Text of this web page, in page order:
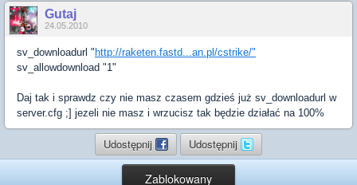
Gutaj
24.05.2010
sv_downloadurl " http://raketen.fastd...an.pl/cstrike/"
sv_allowdownload "1"
Daj tak i sprawdz czy nie masz czasem gdzieś już sv_downloadurl w
server.cfg ;] jezeli nie masz i wrzucisz tak będzie działać na 100%
Udostępnij Udostępnij
Zablokowany